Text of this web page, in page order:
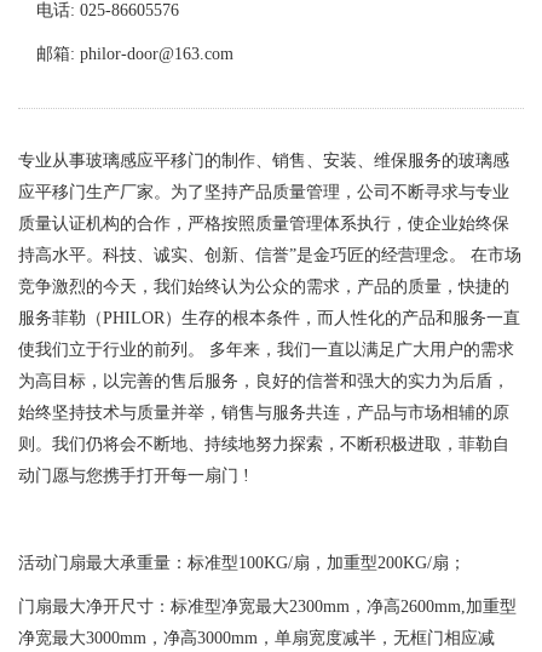
电话: 025-86605576
邮箱: philor-door@163.com
专业从事玻璃感应平移门的制作、销售、安装、维保服务的玻璃感
应平移门生产厂家。为了坚持产品质量管理，公司不断寻求与专业
质量认证机构的合作，严格按照质量管理体系执行，使企业始终保
持高水平。科技、诚实、创新、信誉”是金巧匠的经营理念。 在市场
竞争激烈的今天，我们始终认为公众的需求，产品的质量，快捷的
服务菲勒（PHILOR）生存的根本条件，而人性化的产品和服务一直
使我们立于行业的前列。 多年来，我们一直以满足广大用户的需求
为高目标，以完善的售后服务，良好的信誉和强大的实力为后盾，
始终坚持技术与质量并举，销售与服务共连，产品与市场相辅的原
则。我们仍将会不断地、持续地努力探索，不断积极进取，菲勒自
动门愿与您携手打开每一扇门 !
活动门扇最大承重量：标准型100KG/扇，加重型200KG/扇；
门扇最大净开尺寸：标准型净宽最大2300mm，净高2600mm,加重型
净宽最大3000mm，净高3000mm，单扇宽度减半，无框门相应减